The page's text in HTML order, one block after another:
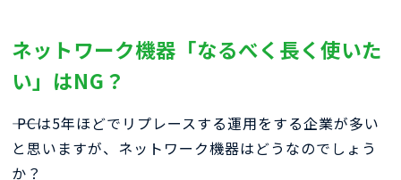
ネットワーク機器「なるべく長く使いた
い」はNG？
―― PCは5年ほどでリプレースする運用をする企業が多い
と思いますが、ネットワーク機器はどうなのでしょう
か？